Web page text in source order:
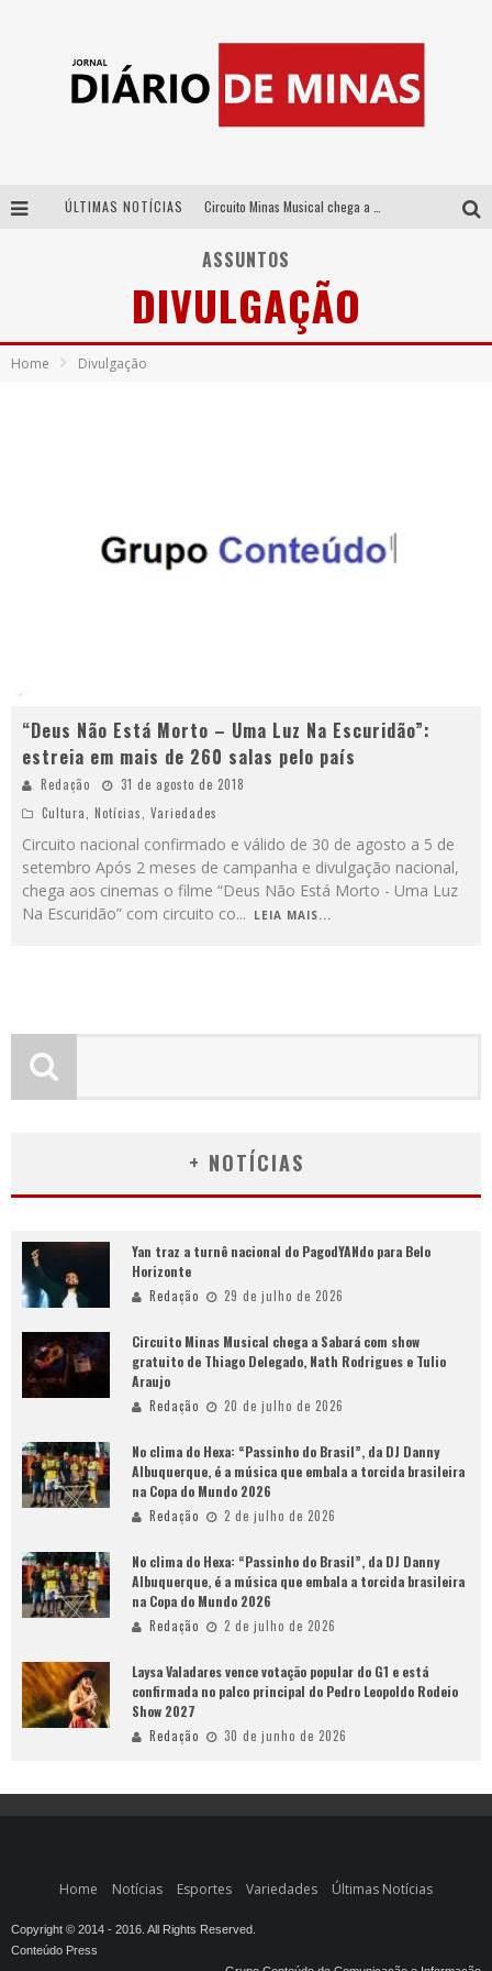
ÚLTIMAS NOTÍCIAS
Yan traz a turnê nacional do PagodYANdo para Belo Horizonte
ASSUNTOS
DIVULGAÇÃO
Home Divulgação
“Deus Não Está Morto – Uma Luz Na Escuridão”:
estreia em mais de 260 salas pelo país
Redação
31 de agosto de 2018
Cultura, Notícias, Variedades
Circuito nacional confirmado e válido de 30 de agosto a 5 de
setembro Após 2 meses de campanha e divulgação nacional,
chega aos cinemas o filme “Deus Não Está Morto - Uma Luz
Na Escuridão” com circuito co... LEIA MAIS...
+ NOTÍCIAS
Yan traz a turnê nacional do PagodYANdo para Belo
Horizonte
Redação 29 de julho de 2026
Circuito Minas Musical chega a Sabará com show
gratuito de Thiago Delegado, Nath Rodrigues e Tulio
Araujo
Redação 20 de julho de 2026
No clima do Hexa: “Passinho do Brasil”, da DJ Danny
Albuquerque, é a música que embala a torcida brasileira
na Copa do Mundo 2026
Redação 2 de julho de 2026
No clima do Hexa: “Passinho do Brasil”, da DJ Danny
Albuquerque, é a música que embala a torcida brasileira
na Copa do Mundo 2026
Redação 2 de julho de 2026
Laysa Valadares vence votação popular do G1 e está
confirmada no palco principal do Pedro Leopoldo Rodeio
Show 2027
Redação 30 de junho de 2026
Home Notícias Esportes Variedades Últimas Notícias
Copyright © 2014 - 2016. All Rights Reserved.
Conteúdo Press